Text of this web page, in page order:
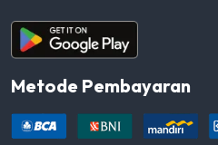
Aplikasi Android
Metode Pembayaran